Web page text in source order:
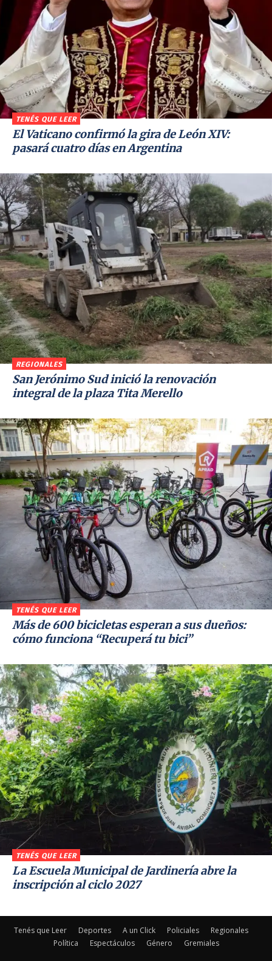
TENÉS QUE LEER
El Vaticano confirmó la gira de León XIV:
pasará cuatro días en Argentina
REGIONALES
San Jerónimo Sud inició la renovación
integral de la plaza Tita Merello
TENÉS QUE LEER
Más de 600 bicicletas esperan a sus dueños:
cómo funciona “Recuperá tu bici”
TENÉS QUE LEER
La Escuela Municipal de Jardinería abre la
inscripción al ciclo 2027
Tenés que Leer Deportes A un Click Policiales
Regionales
Política
Espectáculos Género Gremiales